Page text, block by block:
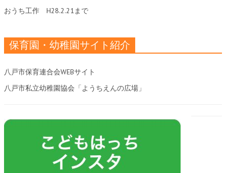
おうち工作 H28.2.21まで
保育園・幼稚園サイト紹介
八戸市保育連合会WEBサイト
八戸市私立幼稚園協会「ようちえんの広場」